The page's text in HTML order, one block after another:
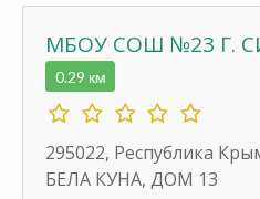
МБОУ СОШ №23 Г.
0.29 км
295022, Республика
БЕЛА КУНА, ДОМ 13